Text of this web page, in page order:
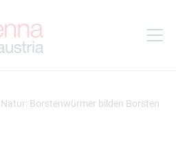
Natur: Borstenwürmer bilden Borsten